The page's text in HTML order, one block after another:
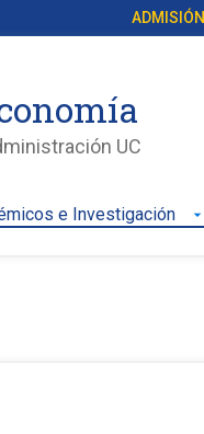
ADMISIÓN
UC
e Investigación arrow_drop_down